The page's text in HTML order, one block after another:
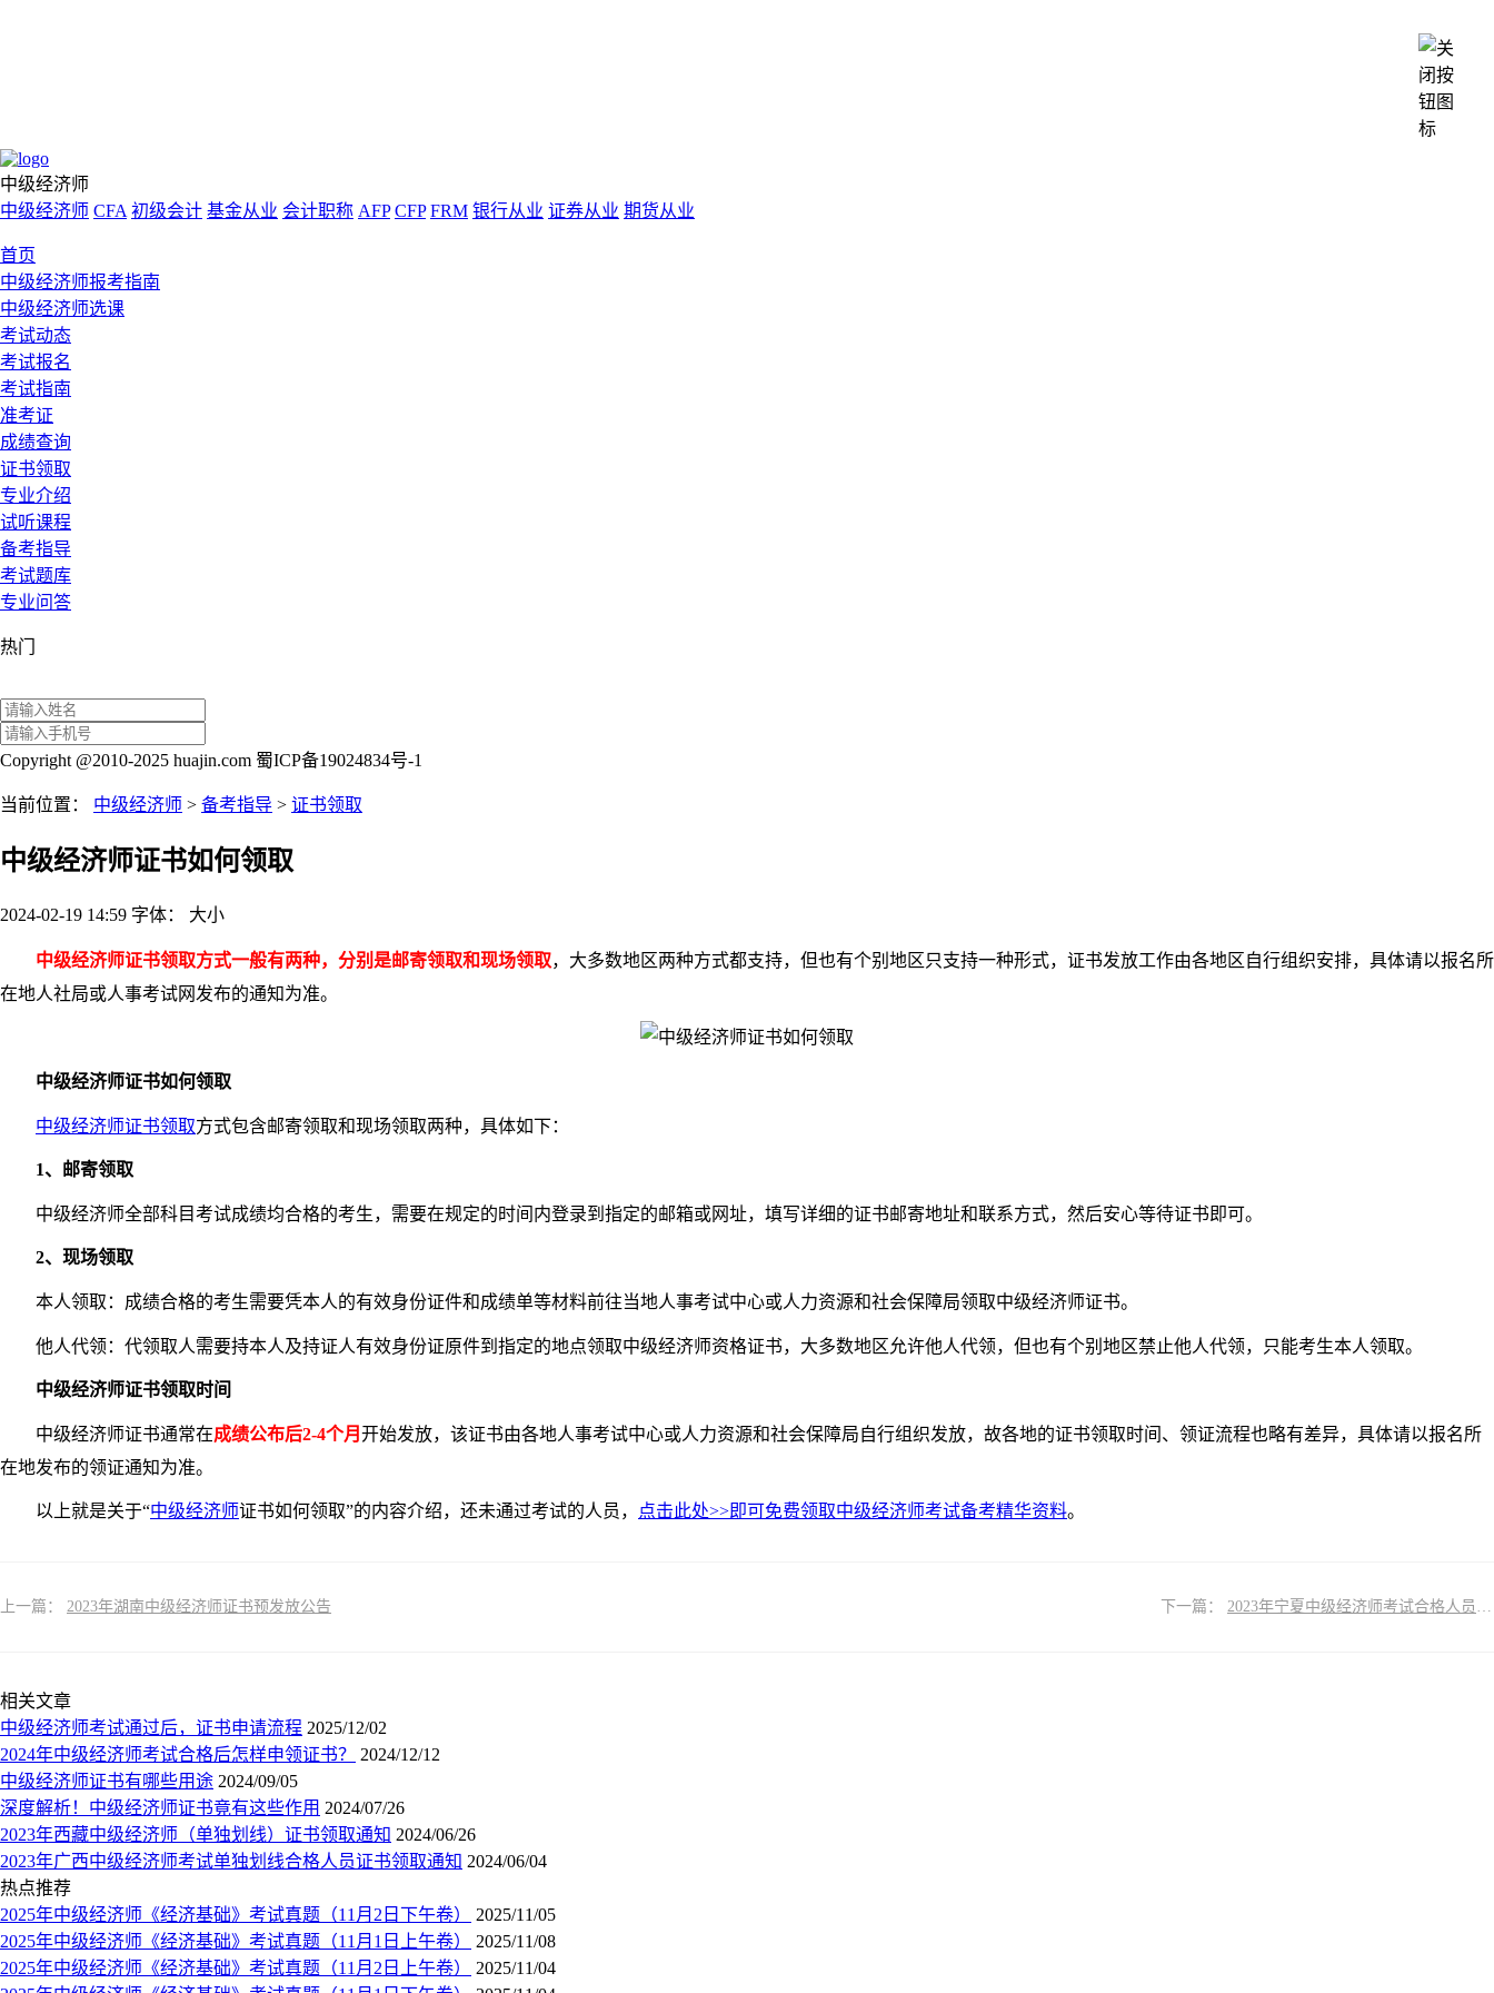
中级经济师
中级经济师 CFA 初级会计 基金从业 会计职称 AFP CFP FRM 银行从业 证券从业 期货从业
首页
中级经济师报考指南
中级经济师选课
考试动态
考试报名
考试指南
准考证
成绩查询
证书领取
专业介绍
试听课程
备考指导
考试题库
专业问答
热门
Copyright @2010-2025 huajin.com 蜀ICP备19024834号-1
当前位置： 中级经济师 > 备考指导 > 证书领取
中级经济师证书如何领取
2024-02-19 14:59 字体： 大小
中级经济师证书领取方式一般有两种，分别是邮寄领取和现场领取，大多数地区两种方式都支持，但也有个别地区只支持一种形式，证书发放工作由各地区自行组织安排，具体请以报名所
在地人社局或人事考试网发布的通知为准。
中级经济师证书如何领取
中级经济师证书领取方式包含邮寄领取和现场领取两种，具体如下：
1、邮寄领取
中级经济师全部科目考试成绩均合格的考生，需要在规定的时间内登录到指定的邮箱或网址，填写详细的证书邮寄地址和联系方式，然后安心等待证书即可。
2、现场领取
本人领取：成绩合格的考生需要凭本人的有效身份证件和成绩单等材料前往当地人事考试中心或人力资源和社会保障局领取中级经济师证书。
他人代领：代领取人需要持本人及持证人有效身份证原件到指定的地点领取中级经济师资格证书，大多数地区允许他人代领，但也有个别地区禁止他人代领，只能考生本人领取。
中级经济师证书领取时间
中级经济师证书通常在成绩公布后2-4个月 开始发放，该证书由各地人事考试中心或人力资源和社会保障局自行组织发放，故各地的证书领取时间、领证流程也略有差异，具体请以报名所
在地发布的领证通知为准。
以上就是关于“中级经济师证书如何领取”的内容介绍，还未通过考试的人员， 点击此处>>即可免费领取中级经济师考试备考精华资料。
上一篇： 2023年湖南中级经济师证书预发放公告 下一篇： 2023年宁夏中级经济师考试合格人员名单公布及证书领取通知
相关文章
中级经济师考试通过后，证书申请流程 2025/12/02
2024年中级经济师考试合格后怎样申领证书？
2024/12/12
中级经济师证书有哪些用途 2024/09/05
深度解析！中级经济师证书竟有这些作用 2024/07/26
2023年西藏中级经济师（单独划线）证书领取通知 2024/06/26
2023年广西中级经济师考试单独划线合格人员证书领取通知 2024/06/04
热点推荐
2025年中级经济师《经济基础》考试真题（11月2日下午卷）
2025/11/05
2025年中级经济师《经济基础》考试真题（11月1日上午卷）
2025/11/08
2025年中级经济师《经济基础》考试真题（11月2日上午卷）
2025/11/04